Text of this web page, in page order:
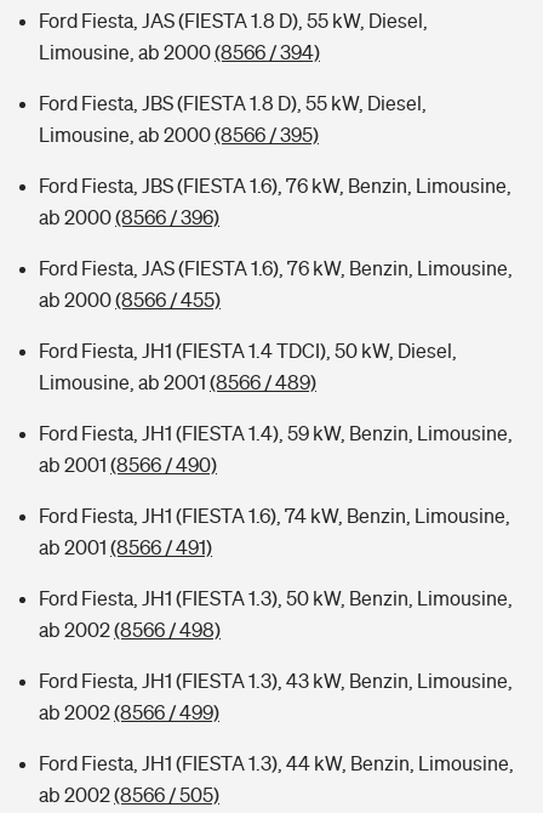
Ford Fiesta, JAS (FIESTA 1.8 D), 55 kW, Diesel,
Limousine, ab 2000(8566 / 394)
Ford Fiesta, JBS (FIESTA 1.8 D), 55 kW, Diesel,
Limousine, ab 2000(8566 / 395)
Ford Fiesta, JBS (FIESTA 1.6), 76 kW, Benzin, Limousine,
ab 2000(8566 / 396)
Ford Fiesta, JAS (FIESTA 1.6), 76 kW, Benzin, Limousine,
ab 2000(8566 / 455)
Ford Fiesta, JH1 (FIESTA 1.4 TDCI), 50 kW, Diesel,
Limousine, ab 2001 (8566 / 489)
Ford Fiesta, JH1 (FIESTA 1.4), 59 kW, Benzin, Limousine,
ab 2001 (8566 / 490)
Ford Fiesta, JH1 (FIESTA 1.6), 74 kW, Benzin, Limousine,
ab 2001 (8566 / 491)
Ford Fiesta, JH1 (FIESTA 1.3), 50 kW, Benzin, Limousine,
ab 2002(8566 / 498)
Ford Fiesta, JH1 (FIESTA 1.3), 43 kW, Benzin, Limousine,
ab 2002(8566 / 499)
Ford Fiesta, JH1 (FIESTA 1.3), 44 kW, Benzin, Limousine,
ab 2002(8566 / 505)